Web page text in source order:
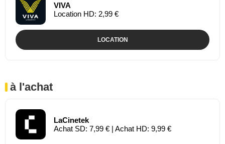
VIVA
Location HD: 2,99 €
LOCATION
à l'achat
LaCinetek
Achat SD: 7,99 € | Achat HD: 9,99 €